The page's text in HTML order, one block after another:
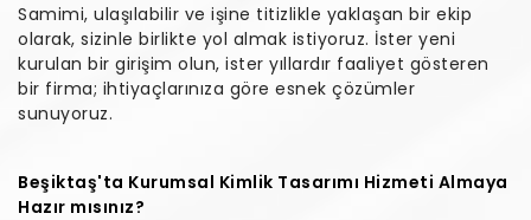
Samimi, ulaşılabilir ve işine titizlikle yaklaşan bir ekip
olarak, sizinle birlikte yol almak istiyoruz. İster yeni
kurulan bir girişim olun, ister yıllardır faaliyet gösteren
bir firma; ihtiyaçlarınıza göre esnek çözümler
sunuyoruz.
Beşiktaş'ta Kurumsal Kimlik Tasarımı Hizmeti Almaya
Hazır mısınız?